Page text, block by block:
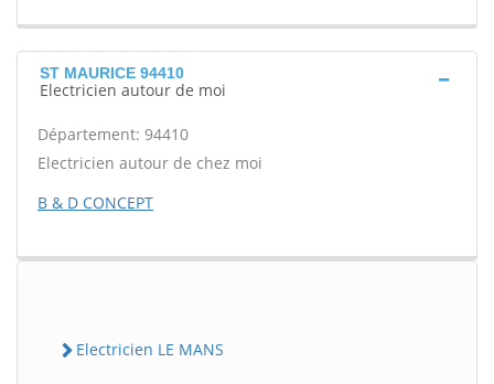
ST MAURICE 94410
Electricien autour de moi
Département: 94410
Electricien autour de chez moi
B & D CONCEPT
Electricien LE MANS